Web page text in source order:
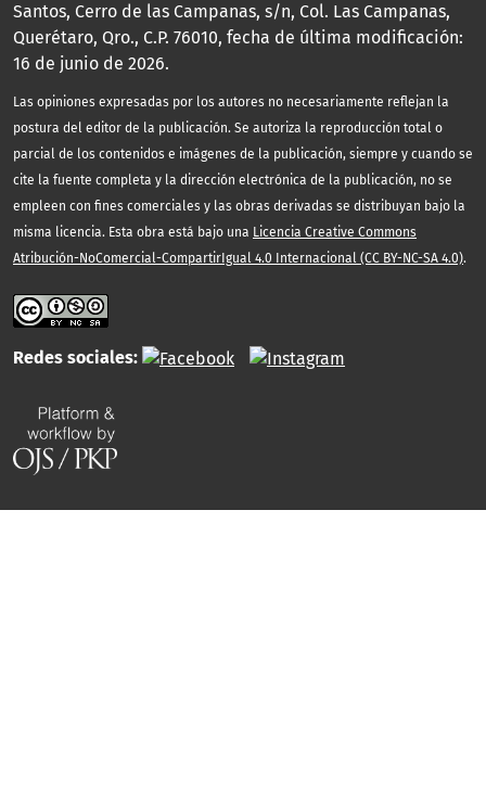
Santos, Cerro de las Campanas, s/n, Col. Las Campanas,
Querétaro, Qro., C.P. 76010, fecha de última modificación:
16 de junio de 2026.
Las opiniones expresadas por los autores no necesariamente reflejan la
postura del editor de la publicación. Se autoriza la reproducción total o
parcial de los contenidos e imágenes de la publicación, siempre y cuando se
cite la fuente completa y la dirección electrónica de la publicación, no se
empleen con fines comerciales y las obras derivadas se distribuyan bajo la
misma licencia. Esta obra está bajo una Licencia Creative Commons
Atribución-NoComercial-CompartirIgual 4.0 Internacional (CC BY-NC-SA 4.0).
Redes sociales: